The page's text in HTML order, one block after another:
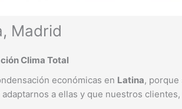
Madrid
Clima Total
económicas en Latina, porque
a ellas y que nuestros